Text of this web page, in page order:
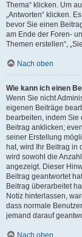
Thema“ klicken. Um
„Antworten“ klicken.
bevor Sie einen
am Ende der Foren-
Themen erstellen“,
Nach oben
Wie kann ich einen
Wenn Sie nicht
eigenen Beiträge
bearbeiten, indem Sie
Beitrag anklicken;
seiner Erstellung
hat, wird Ihr Beitrag in
wird sowohl die
angezeigt. Dieser
Beitrag geantwortet
Beitrag überarbeitet
Notiz hinterlassen,
dass normale
jemand darauf
Nach oben